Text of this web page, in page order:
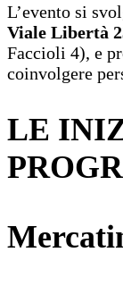
L’evento si
Viale Libertà
Faccioli 4), e
coinvolgere
LE